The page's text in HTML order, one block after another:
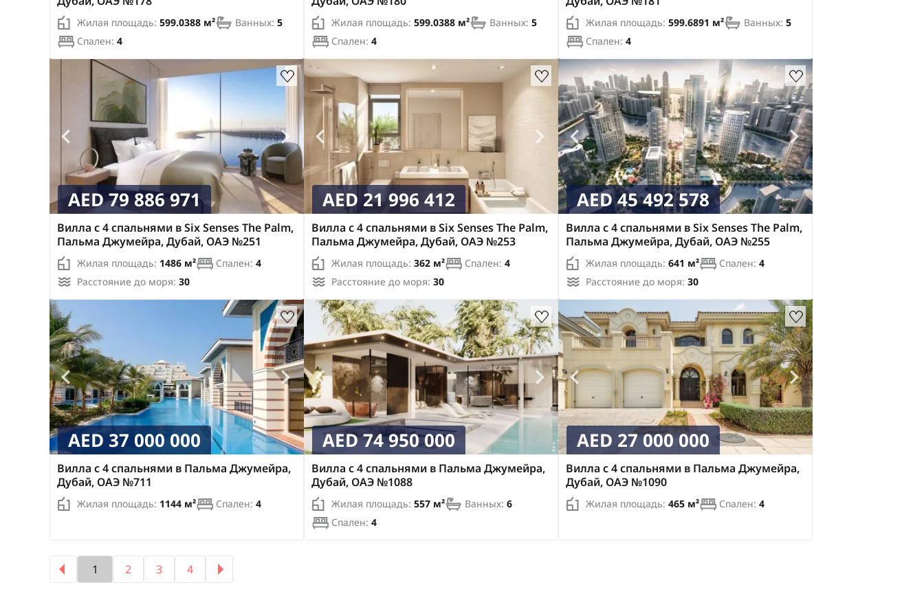
Близко к пляжу
Близко к природе
Полностью меблирована
Жилая площадь: 599.0388 м² Ванных: 5
Спален: 4
Жилая площадь: 599.0388 м² Ванных: 5
Спален: 4
Жилая площадь: 599.6891 м² Ванных: 5
Спален: 4
AED 79 886 971
Вилла с 4 спальнями в Six Senses The Palm,
Пальма Джумейра, Дубай, ОАЭ №251
Жилая площадь: 1486 м² Спален: 4
Расстояние до моря: 30
AED 21 996 412
Вилла с 4 спальнями в Six Senses The Palm,
Пальма Джумейра, Дубай, ОАЭ №253
Жилая площадь: 362 м² Спален: 4
Расстояние до моря: 30
AED 45 492 578
Вилла с 4 спальнями в Six Senses The Palm,
Пальма Джумейра, Дубай, ОАЭ №255
Жилая площадь: 641 м² Спален: 4
Расстояние до моря: 30
AED 37 000 000
Вилла с 4 спальнями в Пальма Джумейра,
Дубай, ОАЭ №711
Жилая площадь: 1144 м² Спален: 4
AED 74 950 000
Вилла с 4 спальнями в Пальма Джумейра,
Дубай, ОАЭ №1088
Жилая площадь: 557 м² Ванных: 6
Спален: 4
AED 27 000 000
Вилла с 4 спальнями в Пальма Джумейра,
Дубай, ОАЭ №1090
Жилая площадь: 465 м² Спален: 4
1 2 3 4